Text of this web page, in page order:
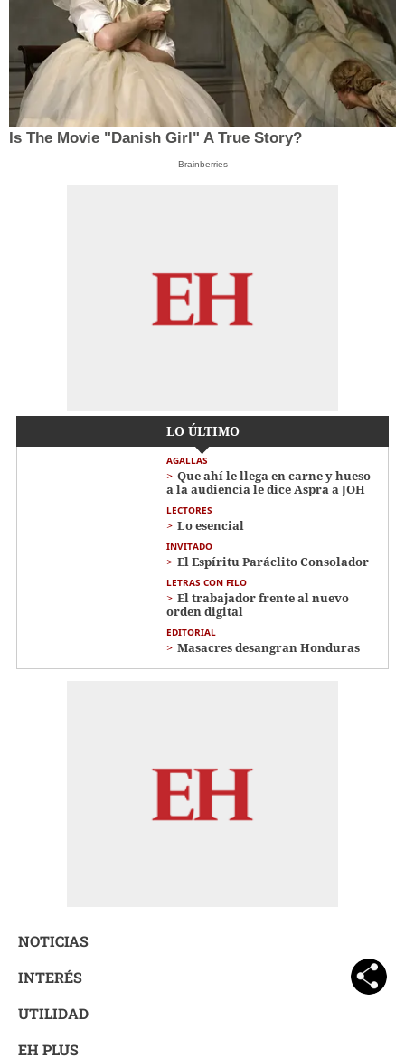
Is The Movie "Danish Girl" A True Story?
Brainberries
LO ÚLTIMO
AGALLAS
Que ahí le llega en carne y hueso
a la audiencia le dice Aspra a JOH
LECTORES
Lo esencial
INVITADO
El Espíritu Paráclito Consolador
LETRAS CON FILO
El trabajador frente al nuevo
orden digital
EDITORIAL
Masacres desangran Honduras
NOTICIAS
INTERÉS
UTILIDAD
EH PLUS